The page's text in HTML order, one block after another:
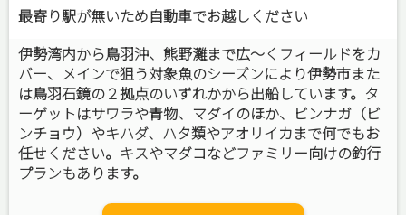
最寄り駅が無いため自動車でお越しください
伊勢湾内から鳥羽沖、熊野灘まで広～くフィールドをカ
バー、メインで狙う対象魚のシーズンにより伊勢市また
は鳥羽石鏡の２拠点のいずれかから出船しています。タ
ーゲットはサワラや青物、マダイのほか、ビンナガ（ビ
ンチョウ）やキハダ、ハタ類やアオリイカまで何でもお
任せください。キスやマダコなどファミリー向けの釣行
プランもあります。